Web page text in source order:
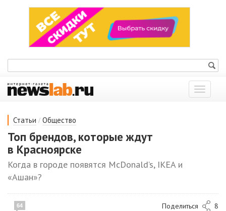
Показать
меню
Статьи / Общество
Топ брендов, которые ждут
в Красноярске
Когда в городе появятся McDonald’s, IKEA и
«Ашан»?
64 Поделиться 8